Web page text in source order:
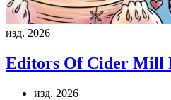
изд. 2026
Editors Of Cider Mill
изд. 2026